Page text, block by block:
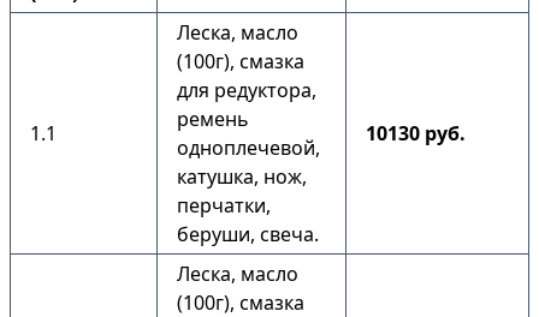
1.1
Леска, масло
(100г), смазка
для редуктора,
ремень
одноплечевой,
катушка, нож,
перчатки,
беруши, свеча.
10130 руб.
Леска, масло
(100г), смазка